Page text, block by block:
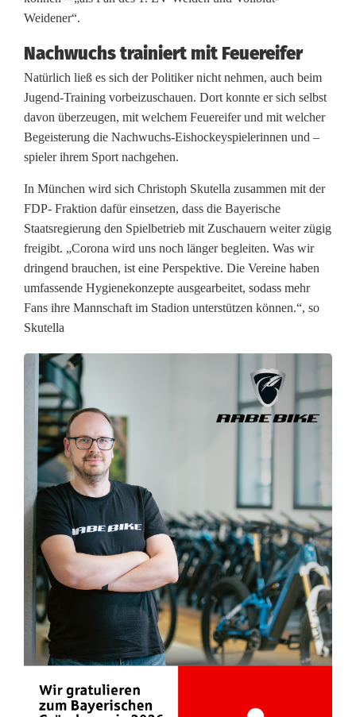
t
l
e
r
Weidener“.
Nachwuchs trainiert mit Feuereifer
Natürlich ließ es sich der Politiker nicht nehmen, auch beim
Jugend-Training vorbeizuschauen. Dort konnte er sich selbst
davon überzeugen, mit welchem Feuereifer und mit welcher
Begeisterung die Nachwuchs-Eishockeyspielerinnen und –
spieler ihrem Sport nachgehen.
In München wird sich Christoph Skutella zusammen mit der
FDP- Fraktion dafür einsetzen, dass die Bayerische
Staatsregierung den Spielbetrieb mit Zuschauern weiter zügig
freigibt. „Corona wird uns noch länger begleiten. Was wir
dringend brauchen, ist eine Perspektive. Die Vereine haben
umfassende Hygienekonzepte ausgearbeitet, sodass mehr
Fans ihre Mannschaft im Stadion unterstützen können.“, so
Skutella